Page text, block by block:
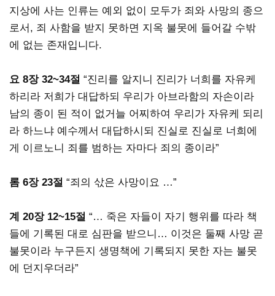
지상에 사는 인류는 예외 없이 모두가 죄와 사망의 종으
로서, 죄 사함을 받지 못하면 지옥 불못에 들어갈 수밖
에 없는 존재입니다.
요 8장 32~34절 “진리를 알지니 진리가 너희를 자유케
하리라 저희가 대답하되 우리가 아브라함의 자손이라
남의 종이 된 적이 없거늘 어찌하여 우리가 자유케 되리
라 하느냐 예수께서 대답하시되 진실로 진실로 너희에
게 이르노니 죄를 범하는 자마다 죄의 종이라”
롬 6장 23절 “죄의 삯은 사망이요 …”
계 20장 12~15절 “… 죽은 자들이 자기 행위를 따라 책
들에 기록된 대로 심판을 받으니… 이것은 둘째 사망 곧
불못이라 누구든지 생명책에 기록되지 못한 자는 불못
에 던지우더라”